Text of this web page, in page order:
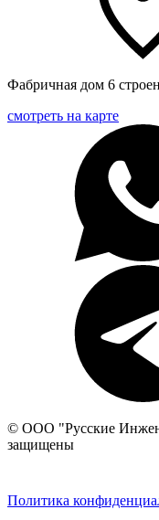
Фабричная дом 6
смотреть на карте
© ООО "Русские
защищены
Политика